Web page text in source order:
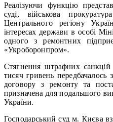
Реалізуючи функцію
суді, військова
Центрального регіону
інтересах держави в особі
одного з ремонтних
«Укроборонпром».
Стягнення штрафних
тисяч гривень
договору з ремонту та
призначена для подальшого
України.
Господарський суд м. Києва